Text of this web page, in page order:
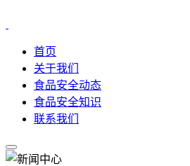
首页
关于我们
食品安全动态
食品安全知识
联系我们